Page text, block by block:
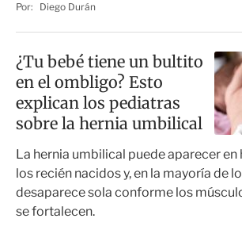
Por:
Diego Durán
¿Tu bebé tiene un bultito
en el ombligo? Esto
explican los pediatras
sobre la hernia umbilical
La hernia umbilical puede aparecer en
los recién nacidos y, en la mayoría de
desaparece sola conforme los
se fortalecen.